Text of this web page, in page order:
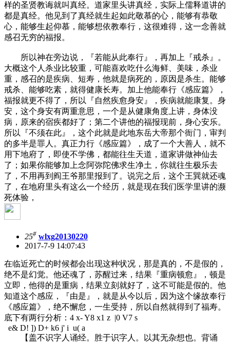
样的圣贤教诲就叫真经。道家里头讲真经，实际上儒释道讲的
都是真经。他见到了真经就生起如此敬慕的心，能够有恭敬
心，能够生起仰慕，能够想依教奉行，这很难得，这一念善就
感召无穷的福报。
所以神在旁边说，『若能从此奉行』，再加上『戒杀』。
大概这个人杀业比较重，可能喜欢吃什么海鲜、美味，杀业
重，感召的是疾病、短寿，他就是病死的，原因是杀生。能够
戒杀、能够吃素，就得健康长寿。加上他能奉行《感应篇》，
福报就更不得了，所以『自然疾愈身安』，疾病就能康复。身
安，这个身安有两重意思，一个是从健康角度上讲，身体没
病，原来的宿疾都好了；第二个讲他的福报现前，身心安乐。
所以『不须在此』，这个此就是此地东岳大帝那个衙门，审判
的多半是罪人。真正力行《感应篇》，成了一个大善人，就不
用下地府了，即使不学佛，都能往生天道，道家讲做神仙去
了；如果你能够加上念阿弥陀佛求生净土，你就往生极乐去
了，不用再到阎王爷那里报到了。说完之后，这个王巽就还魂
了，在地府里头有这么一个经历，就是现在我们医学里讲的濒
死体验，
25# wlxg20130220
2017-7-9 14:07:43
在临近死亡的时候都会出现这种状况，那是真的，不是假的，
绝不是幻觉。他还魂了，苏醒过来，结果『重病顿愈』，顿是
立即，他得的是重病，结果立刻就好了，这不可能是假的。他
知道这个感应，『由是』，就是从今以后，因为这个缘故奉行
《感应篇》，绝不懈怠，一生受持，所以自然就得到了福寿。
底下有两行分析： 4 x- Y8 x1 z |0 V7 s
e& D! ]) D+ k6 j' i u( a
【盖不识字人诵经。胜于识字人。以其无杂想也。背诵